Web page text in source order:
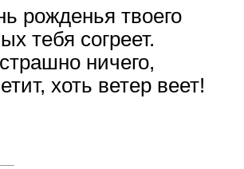
рожденья твоего
тебя согреет.
ничего,
хоть ветер веет!